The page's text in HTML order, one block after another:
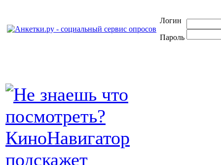
Логин
Пароль